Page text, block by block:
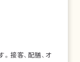
接客、配膳、オ